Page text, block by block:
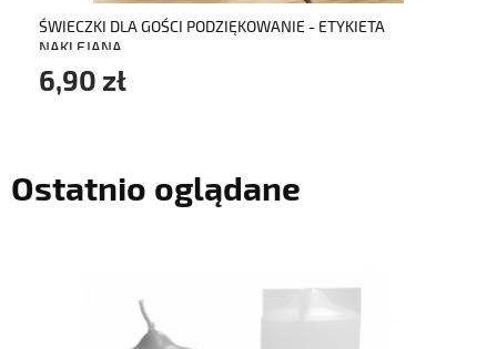
ŚWIECZKI DLA GOŚCI PODZIĘKOWANIE - ETYKIETA
NAKLEJANA
6,90 zł
Ostatnio oglądane